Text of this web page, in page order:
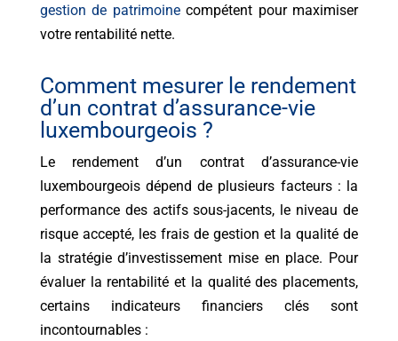
gestion de patrimoinecompétent pour maximiser
votre rentabilité nette.
Comment mesurer le rendement
d’un contrat d’assurance-vie
luxembourgeois ?
Le rendement d’un contrat d’assurance-vie
luxembourgeois dépend de plusieurs facteurs : la
performance des actifs sous-jacents, le niveau de
risque accepté, les frais de gestion et la qualité de
la stratégie d’investissement mise en place. Pour
évaluer la rentabilité et la qualité des placements,
certains indicateurs financiers clés sont
incontournables :